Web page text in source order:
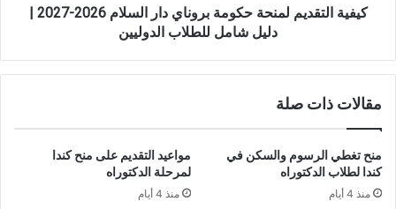
كيفية التقديم لمنحة حكومة بروناي دار السلام 2026-2027 |
دليل شامل للطلاب الدوليين
مقالات ذات صلة
منح تغطي الرسوم والسكن في
كندا لطلاب الدكتوراه
منذ 4 أيام
مواعيد التقديم على منح كندا
لمرحلة الدكتوراه
منذ 4 أيام